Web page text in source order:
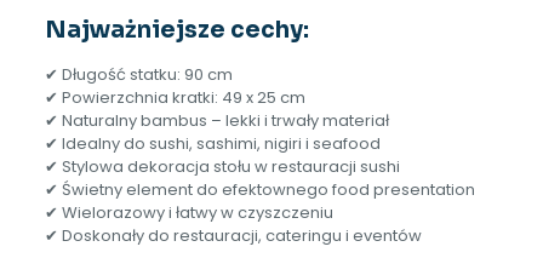
Najważniejsze cechy:
✔ Długość statku: 90 cm
✔ Powierzchnia kratki: 49 x 25 cm
✔ Naturalny bambus – lekki i trwały materiał
✔ Idealny do sushi, sashimi, nigiri i seafood
✔ Stylowa dekoracja stołu w restauracji sushi
✔ Świetny element do efektownego food presentation
✔ Wielorazowy i łatwy w czyszczeniu
✔ Doskonały do restauracji, cateringu i eventów